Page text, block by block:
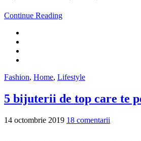
Continue Reading
Fashion, Home, Lifestyle
5 bijuterii de top care te
14 octombrie 2019 18 comentarii